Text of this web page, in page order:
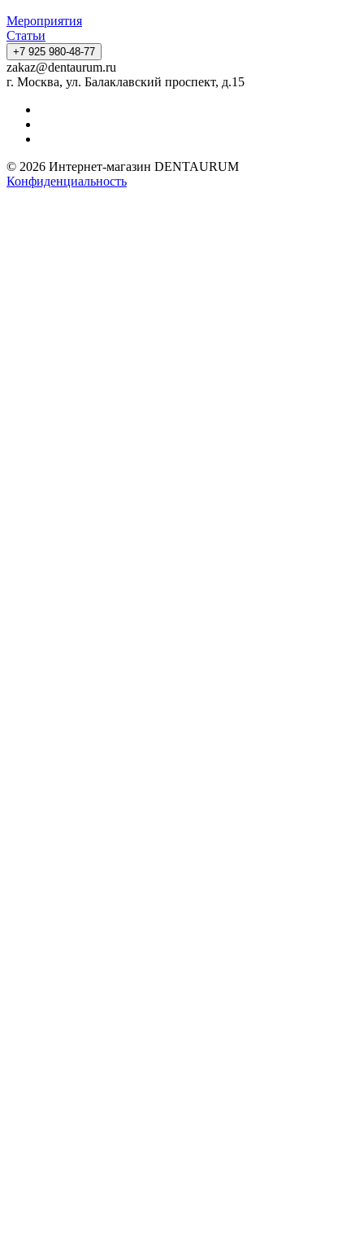
Мероприятия
Статьи
+7 925 980-48-77
zakaz@dentaurum.ru
г. Москва, ул. Балаклавский проспект, д.15
© 2026 Интернет-магазин DENTAURUM
Конфиденциальность